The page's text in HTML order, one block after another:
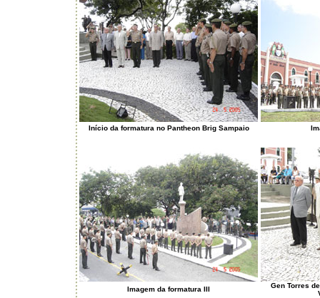
Início da formatura no Pantheon Brig Sampaio
Imagem da formatura III
Gen Torres